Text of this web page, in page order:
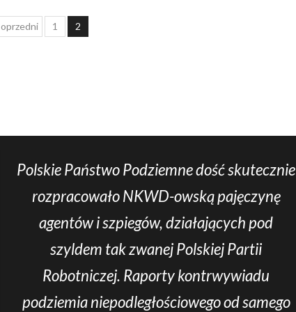
1 2
Polskie Państwo Podziemne dość skutecznie
rozpracowało NKWD-owską pajęczynę
agentów i szpiegów, działających pod
szyldem tak zwanej Polskiej Partii
Robotniczej. Raporty kontrwywiadu
podziemia niepodległościowego od samego